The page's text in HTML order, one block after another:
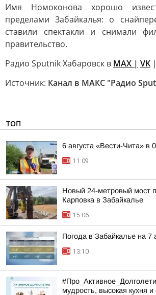
Имя Номоконова хорошо
пределами Забайкалья: о
ставили спектакли и снимали
правительство.
Радио Sputnik Хабаровск в MAX | VK
Источник: Канал в МАКС "Радио
ТОП
6 августа «Вести-Чита» в
11:09
Новый 24-метровый мост
Карповка в Забайкалье
15:06
Погода в Забайкалье на 7
13:10
мудрость, высокая кухня и